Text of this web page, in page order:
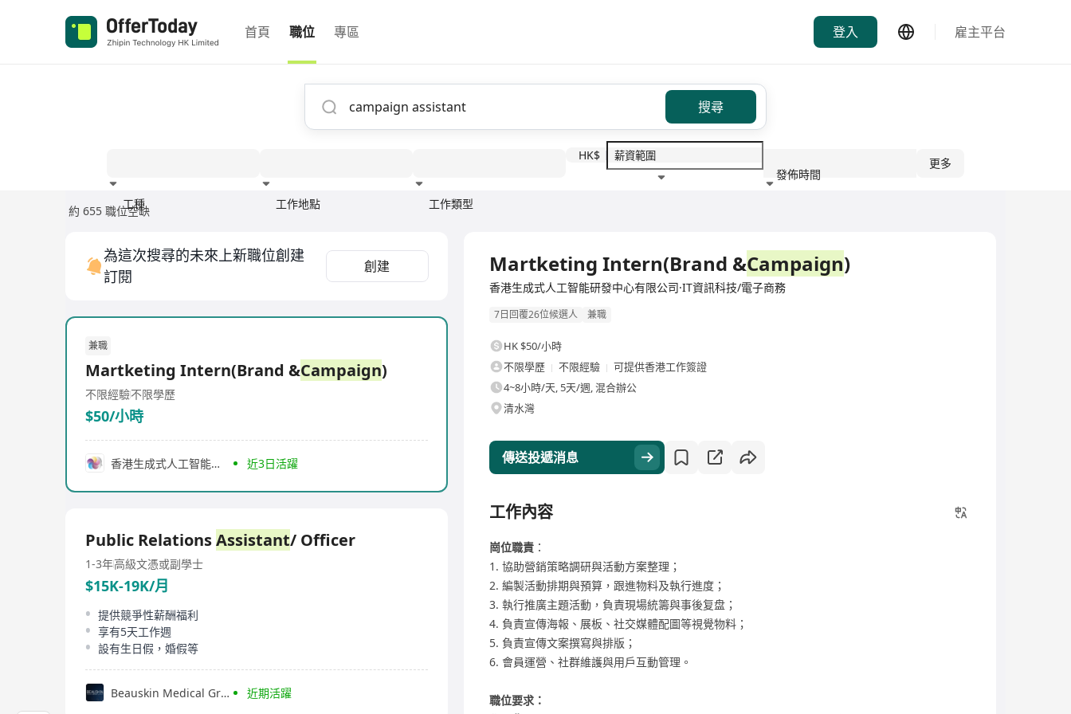
首頁 職位 專區 登入 雇主平台
搜尋
工種 工作地點 工作類型
HK$
發佈時間
更多
約 655 職位空缺
為這次搜尋的未來上新職位創建
訂閱
創建
兼職
Martketing Intern(Brand &Campaign)
不限經驗不限學歷
$50/小時
香港生成式人工智能研發中心有限公司 近3日活躍
Public RelationsAssistant/ Officer
1-3年高級文憑或副學士
$15K-19K/月
提供競爭性薪酬福利
享有5天工作週
設有生日假，婚假等
Beauskin Medical Group Limited 近期活躍
Martketing Intern(Brand &Campaign)
香港生成式人工智能研發中心有限公司·IT資訊科技/電子商務
7日回覆26位候選人 兼職
HK $50/小時
不限學歷
不限經驗
可提供香港工作簽證
4~8小時/天, 5天/週, 混合辦公
清水灣
傳送投遞消息
工作內容
崗位職責 ：
1. 協助營銷策略調研與活動方案整理；
2. 編製活動排期與預算，跟進物料及執行進度；
3. 執行推廣主題活動，負責現場統籌與事後复盘；
4. 負責宣傳海報、展板、社交媒體配圖等視覺物料；
5. 負責宣傳文案撰寫與排版；
6. 會員運營、社群維護與用戶互動管理。
職位要求：